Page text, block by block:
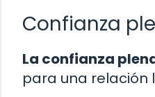
Confianza
La confianza
para una relación